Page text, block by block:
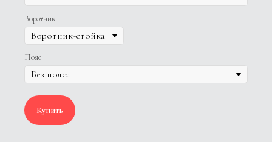
Воротник
Пояс
Купить